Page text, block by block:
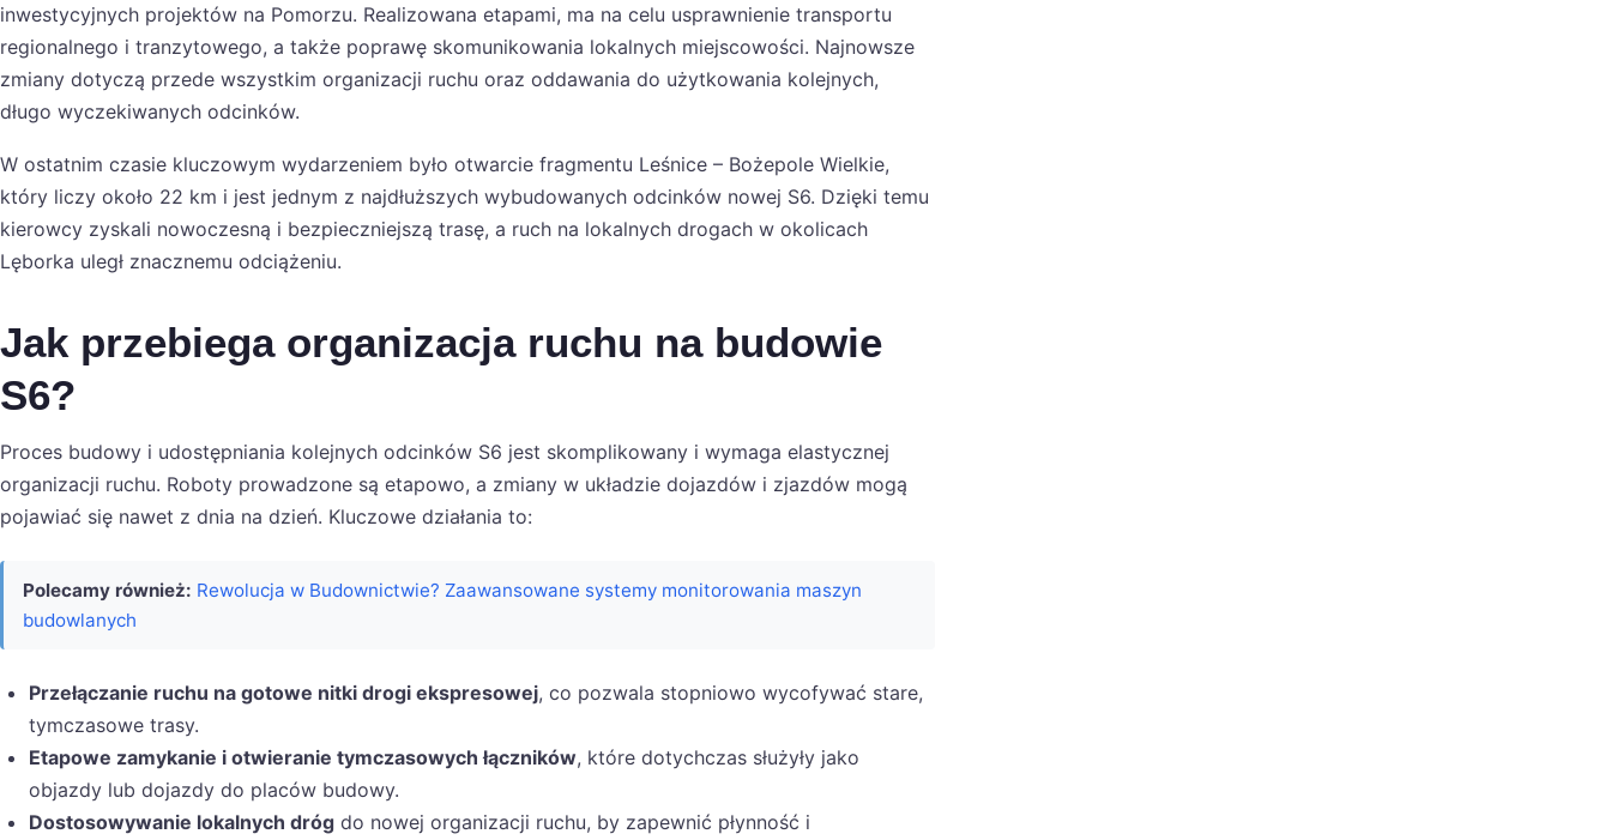
inwestycyjnych projektów na Pomorzu. Realizowana etapami, ma na celu usprawnienie transportu
regionalnego i tranzytowego, a także poprawę skomunikowania lokalnych miejscowości. Najnowsze
zmiany dotyczą przede wszystkim organizacji ruchu oraz oddawania do użytkowania kolejnych,
długo wyczekiwanych odcinków.
W ostatnim czasie kluczowym wydarzeniem było otwarcie fragmentu Leśnice – Bożepole Wielkie,
który liczy około 22 km i jest jednym z najdłuższych wybudowanych odcinków nowej S6. Dzięki temu
kierowcy zyskali nowoczesną i bezpieczniejszą trasę, a ruch na lokalnych drogach w okolicach
Lęborka uległ znacznemu odciążeniu.
Jak przebiega organizacja ruchu na budowie
S6?
Proces budowy i udostępniania kolejnych odcinków S6 jest skomplikowany i wymaga elastycznej
organizacji ruchu. Roboty prowadzone są etapowo, a zmiany w układzie dojazdów i zjazdów mogą
pojawiać się nawet z dnia na dzień. Kluczowe działania to:
Polecamy również: Rewolucja w Budownictwie? Zaawansowane systemy monitorowania maszyn
budowlanych
Przełączanie ruchu na gotowe nitki drogi ekspresowej, co pozwala stopniowo wycofywać stare,
tymczasowe trasy.
Etapowe zamykanie i otwieranie tymczasowych łączników, które dotychczas służyły jako
objazdy lub dojazdy do placów budowy.
Dostosowywanie lokalnych dróg do nowej organizacji ruchu, by zapewnić płynność i